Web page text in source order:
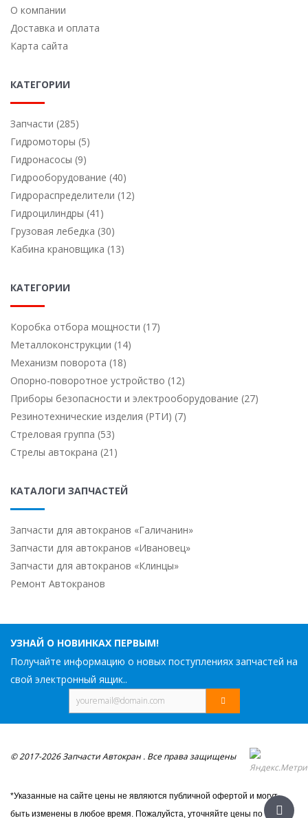
О компании
Доставка и оплата
Карта сайта
КАТЕГОРИИ
Запчасти (285)
Гидромоторы (5)
Гидронасосы (9)
Гидрооборудование (40)
Гидрораспределители (12)
Гидроцилиндры (41)
Грузовая лебедка (30)
Кабина крановщика (13)
КАТЕГОРИИ
Коробка отбора мощности (17)
Металлоконструкции (14)
Механизм поворота (18)
Опорно-поворотное устройство (12)
Приборы безопасности и электрооборудование (27)
Резинотехнические изделия (РТИ) (7)
Стреловая группа (53)
Стрелы автокрана (21)
КАТАЛОГИ ЗАПЧАСТЕЙ
Запчасти для автокранов «Галичанин»
Запчасти для автокранов «Ивановец»
Запчасти для автокранов «Клинцы»
Ремонт Автокранов
УЗНАЙ О НОВИНКАХ ПЕРВЫМ!
Получайте информацию о новых поступлениях запчастей на
свой электронный ящик..
© 2017-2026 Запчасти Автокран . Все права защищены
*Указанные на сайте цены не являются публичной офертой и могут
быть изменены в любое время. Пожалуйста, уточняйте цены по